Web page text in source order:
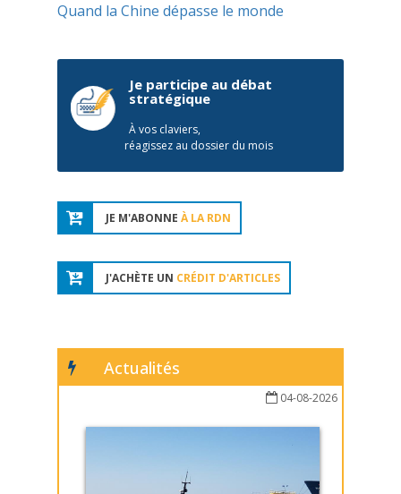
Quand la Chine dépasse le monde
Je participe au débat
stratégique
À vos claviers,
réagissez au dossier du mois
JE M'ABONNE À LA RDN
J'ACHÈTE UN CRÉDIT D'ARTICLES
Actualités
04-08-2026